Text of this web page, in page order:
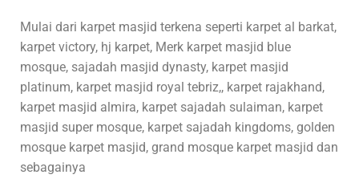
Mulai dari karpet masjid terkena seperti karpet al barkat,
karpet victory, hj karpet, Merk karpet masjid blue
mosque, sajadah masjid dynasty, karpet masjid
platinum, karpet masjid royal tebriz,, karpet rajakhand,
karpet masjid almira, karpet sajadah sulaiman, karpet
masjid super mosque, karpet sajadah kingdoms, golden
mosque karpet masjid, grand mosque karpet masjid dan
sebagainya